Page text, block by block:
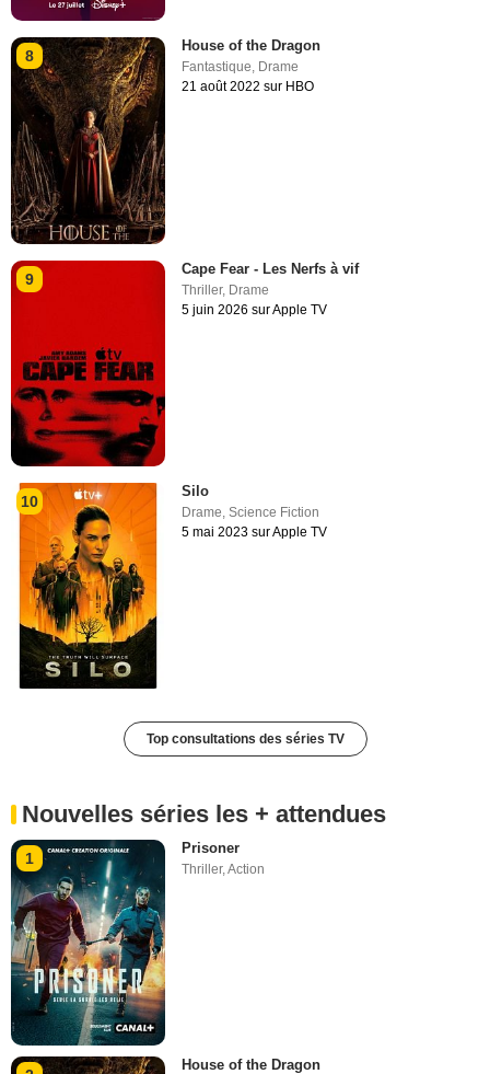
8
House of the Dragon
Fantastique, Drame
21 août 2022 sur HBO
9
Cape Fear - Les Nerfs à vif
Thriller, Drame
5 juin 2026 sur Apple TV
10
Silo
Drame,Science Fiction
5 mai 2023 sur Apple TV
Top consultations des séries TV
Nouvelles séries les + attendues
1
Prisoner
Thriller,Action
House of the Dragon